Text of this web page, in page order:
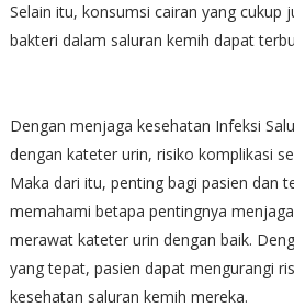
Selain itu, konsumsi cairan yang cukup
bakteri dalam saluran kemih dapat
Dengan menjaga kesehatan Infeksi
dengan kateter urin, risiko komplikasi
Maka dari itu, penting bagi pasien dan
memahami betapa pentingnya
merawat kateter urin dengan baik.
yang tepat, pasien dapat mengurangi
kesehatan saluran kemih mereka.